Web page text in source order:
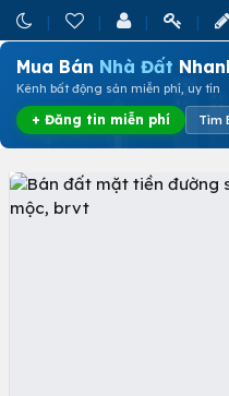
Mua Bán Nhà Đất
Kênh bất động sản miễn phí, uy tín
+ Đăng tin miễn phí Tìm